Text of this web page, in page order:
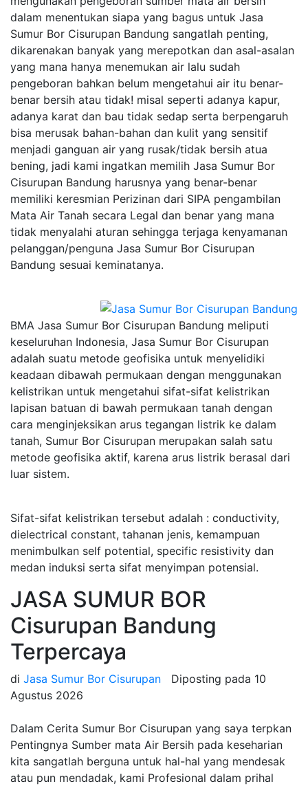
dalam menentukan siapa yang bagus untuk Jasa
Sumur Bor Cisurupan Bandung sangatlah penting,
dikarenakan banyak yang merepotkan dan asal-asalan
yang mana hanya menemukan air lalu sudah
pengeboran bahkan belum mengetahui air itu benar-
benar bersih atau tidak! misal seperti adanya kapur,
adanya karat dan bau tidak sedap serta berpengaruh
bisa merusak bahan-bahan dan kulit yang sensitif
menjadi ganguan air yang rusak/tidak bersih atua
bening, jadi kami ingatkan memilih Jasa Sumur Bor
Cisurupan Bandung harusnya yang benar-benar
memiliki keresmian Perizinan dari SIPA pengambilan
Mata Air Tanah secara Legal dan benar yang mana
tidak menyalahi aturan sehingga terjaga kenyamanan
pelanggan/penguna Jasa Sumur Bor Cisurupan
Bandung sesuai keminatanya.
BMA Jasa Sumur Bor Cisurupan Bandung meliputi
keseluruhan Indonesia, Jasa Sumur Bor Cisurupan
adalah suatu metode geofisika untuk menyelidiki
keadaan dibawah permukaan dengan menggunakan
kelistrikan untuk mengetahui sifat-sifat kelistrikan
lapisan batuan di bawah permukaan tanah dengan
cara menginjeksikan arus tegangan listrik ke dalam
tanah, Sumur Bor Cisurupan merupakan salah satu
metode geofisika aktif, karena arus listrik berasal dari
luar sistem.
Sifat-sifat kelistrikan tersebut adalah : conductivity,
dielectrical constant, tahanan jenis, kemampuan
menimbulkan self potential, specific resistivity dan
medan induksi serta sifat menyimpan potensial.
JASA SUMUR BOR
Cisurupan Bandung
Terpercaya
di Jasa Sumur Bor Cisurupan Diposting pada 10
Agustus 2026
Dalam Cerita Sumur Bor Cisurupan yang saya terpkan
Pentingnya Sumber mata Air Bersih pada keseharian
kita sangatlah berguna untuk hal-hal yang mendesak
atau pun mendadak, kami Profesional dalam prihal